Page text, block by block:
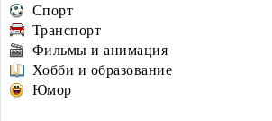
Спорт
Транспорт
Фильмы и анимация
Хобби и образование
Юмор